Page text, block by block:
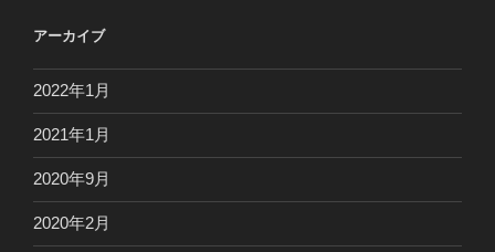
アーカイブ
2022年1月
2021年1月
2020年9月
2020年2月